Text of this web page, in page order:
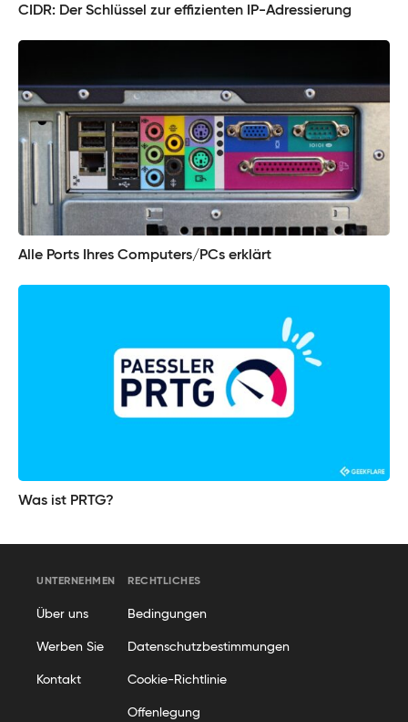
CIDR: Der Schlüssel zur effizienten IP-Adressierung
Alle Ports Ihres Computers/PCs erklärt
Was ist PRTG?
UNTERNEHMEN
Über uns
Werben Sie
Kontakt
RECHTLICHES
Bedingungen
Datenschutzbestimmungen
Cookie-Richtlinie
Offenlegung